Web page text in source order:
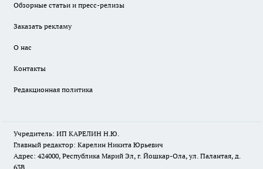
Обзорные статьи и пресс-релизы
Заказать рекламу
О нас
Контакты
Редакционная политика
Учредитель: ИП КАРЕЛИН Н.Ю.
Главный редактор: Карелин Никита Юрьевич
Адрес: 424000, Республика Марий Эл, г. Йошкар-Ола, ул. Палантая, д.
63В